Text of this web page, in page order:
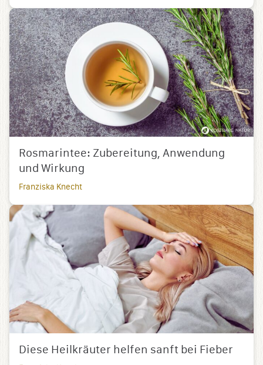
Rosmarintee: Zubereitung, Anwendung
und Wirkung
Franziska Knecht
Diese Heilkräuter helfen sanft bei Fieber